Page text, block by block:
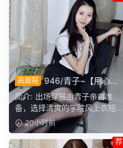
高跟鞋
946/青子~【用心准
备】来看青子亲自准备的整套
穿搭，经典学院风上身，这套
上身效果很合意。
简介: 出场穿搭由青子亲自准
备，选择清爽的学院风上衣短
裙。两双同款材质的袜子，...
20小时前
荐